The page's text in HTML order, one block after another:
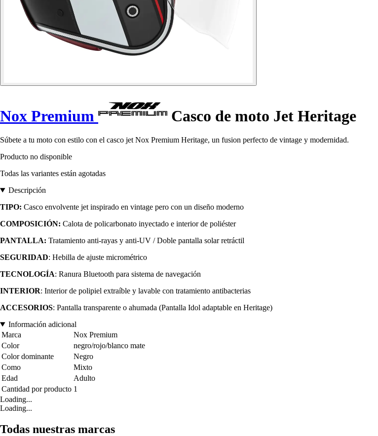
Nox Premium Casco de moto Jet Heritage
Súbete a tu moto con estilo con el casco jet Nox Premium Heritage, un fusion perfecto de vintage y modernidad.
Producto no disponible
Todas las variantes están agotadas
Descripción
TIPO: Casco envolvente jet inspirado en vintage pero con un diseño moderno
COMPOSICIÓN: Calota de policarbonato inyectado e interior de poliéster
PANTALLA: Tratamiento anti-rayas y anti-UV / Doble pantalla solar retráctil
SEGURIDAD: Hebilla de ajuste micrométrico
TECNOLOGÍA: Ranura Bluetooth para sistema de navegación
INTERIOR: Interior de polipiel extraíble y lavable con tratamiento antibacterias
ACCESORIOS: Pantalla transparente o ahumada (Pantalla Idol adaptable en Heritage)
Información adicional
Marca
Nox Premium
Color
negro/rojo/blanco mate
Color dominante
Negro
Como
Mixto
Edad
Adulto
Cantidad por producto 1
Loading...
Loading...
Todas nuestras marcas